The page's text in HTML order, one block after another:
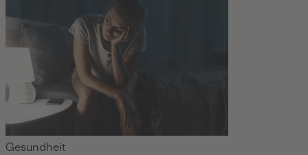
Gesundheit